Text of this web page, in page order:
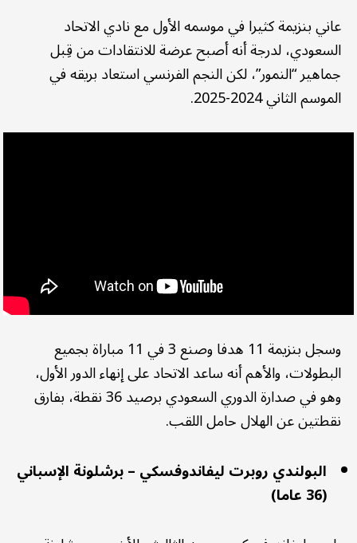
عاني بنزيمة كثيرا في موسمه الأول مع نادي الاتحاد
السعودي، لدرجة أنه أصبح عرضة للانتقادات من قِبل
جماهير “النمور”، لكن النجم الفرنسي استعاد بريقه في
الموسم الثاني 2024-2025.
وسجل بنزيمة 11 هدفا وصنع 3 في 11 مباراة بجميع
البطولات، والأهم أنه ساعد الاتحاد على إنهاء الدور الأول،
وهو في صدارة الدوري السعودي برصيد 36 نقطة، بفارق
نقطتين عن الهلال حامل اللقب.
البولندي روبرت ليفاندوفسكي – برشلونة الإسباني
(36 عاما)